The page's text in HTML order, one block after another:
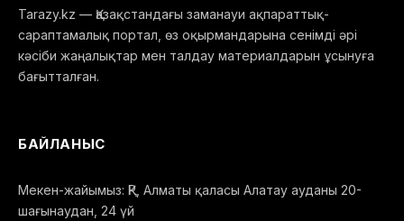
Tarazy.kz — Қазақстандағы заманауи ақпараттық-
сараптамалық портал, өз оқырмандарына сенімді әрі
кәсіби жаңалықтар мен талдау материалдарын ұсынуға
бағытталған.
БАЙЛАНЫС
Мекен-жайымыз: ҚР, Алматы қаласы Алатау ауданы 20-
шағынаудан, 24 үй